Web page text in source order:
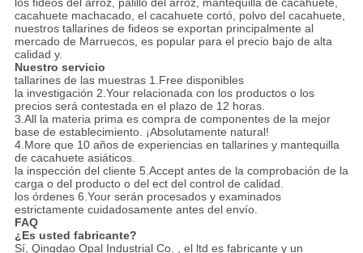
los fideos del arroz, palillo del arroz, mantequilla de cacahuete,
cacahuete machacado, el cacahuete cortó, polvo del cacahuete,
nuestros tallarines de fideos se exportan principalmente al
mercado de Marruecos, es popular para el precio bajo de alta
calidad y.
Nuestro servicio
tallarines de las muestras 1.Free disponibles
la investigación 2.Your relacionada con los productos o los
precios será contestada en el plazo de 12 horas.
3.All la materia prima es compra de componentes de la mejor
base de establecimiento. ¡Absolutamente natural!
4.More que 10 años de experiencias en tallarines y mantequilla
de cacahuete asiáticos.
la inspección del cliente 5.Accept antes de la comprobación de la
carga o del producto o del ect del control de calidad.
los órdenes 6.Your serán procesados y examinados
estrictamente cuidadosamente antes del envío.
FAQ
¿Es usted fabricante?
Sí, Qingdao Opal Industrial Co. , el ltd es fabricante y un